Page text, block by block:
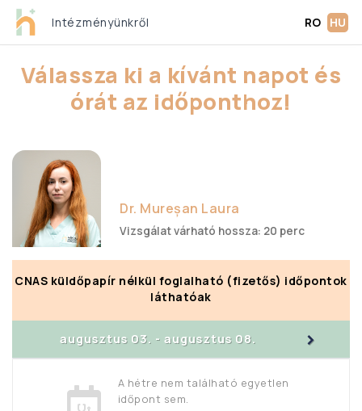
Intézményünkről RO HU
Válassza ki a kívánt napot és
órát az időponthoz!
Dr. Mureșan Laura
Vizsgálat várható hossza: 20 perc
CNAS küldőpapír nélkül foglalható (fizetős) időpontok
láthatóak
augusztus 03. - augusztus 08. >
A hétre nem található egyetlen
időpont sem.